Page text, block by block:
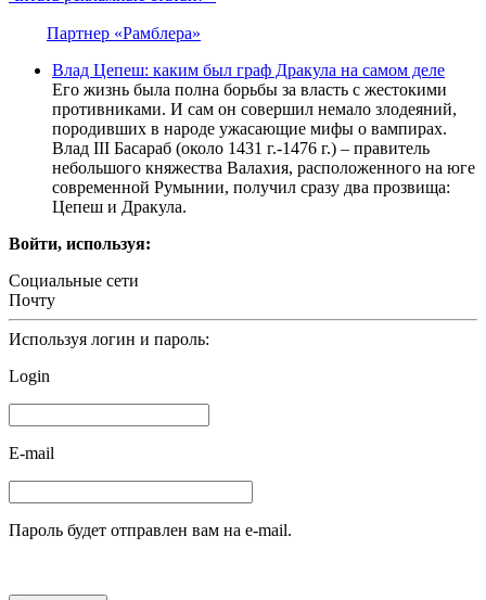
Партнер «Рамблера»
Влад Цепеш: каким был граф Дракула на самом деле
Его жизнь была полна борьбы за власть с жестокими
противниками. И сам он совершил немало злодеяний,
породивших в народе ужасающие мифы о вампирах.
Влад III Басараб (около 1431 г.-1476 г.) – правитель
небольшого княжества Валахия, расположенного на юге
современной Румынии, получил сразу два прозвища:
Цепеш и Дракула.
Войти, используя:
Социальные сети
Почту
Используя логин и пароль:
Login
E-mail
Пароль будет отправлен вам на e-mail.